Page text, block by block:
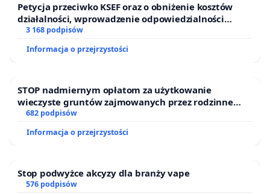
Petycja przeciwko KSEF oraz o obniżenie kosztów
działalności, wprowadzenie odpowiedzialności
finansowej kluczowych urzędników i sędziów
3 168 podpisów
Informacja o przejrzystości
STOP nadmiernym opłatom za użytkowanie
wieczyste gruntów zajmowanych przez rodzinne
ogrody działkowe.
682 podpisów
Informacja o przejrzystości
Stop podwyżce akcyzy dla branży vape
576 podpisów